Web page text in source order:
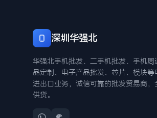
深圳华强北
华强北手机批发、二手机批发、手机周
品定制、电子产品批发、芯片、模块等
进出口业务，诚信可靠的批发贸易商，
供货。